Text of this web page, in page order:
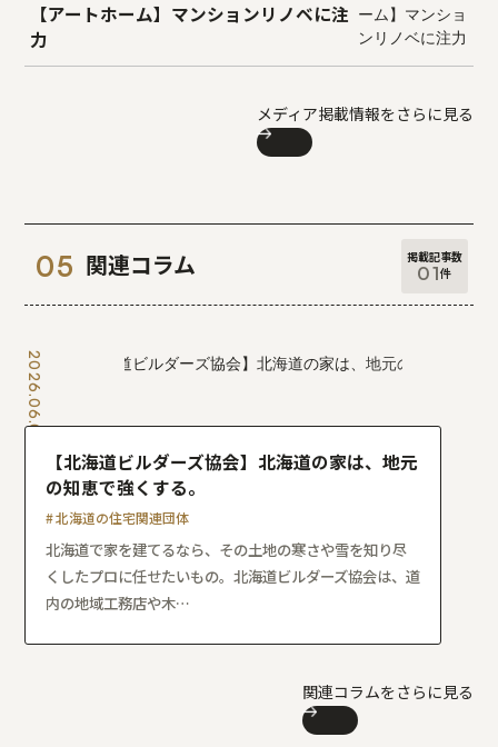
【アートホーム】マンションリノベに注
力
メディア掲載情報をさらに見る
関連コラム 掲載記事数
01件
2026.06.05
【北海道ビルダーズ協会】北海道の家は、地元
の知恵で強くする。
北海道の住宅関連団体
北海道で家を建てるなら、その土地の寒さや雪を知り尽
くしたプロに任せたいもの。北海道ビルダーズ協会は、道
内の地域工務店や木…
関連コラムをさらに見る